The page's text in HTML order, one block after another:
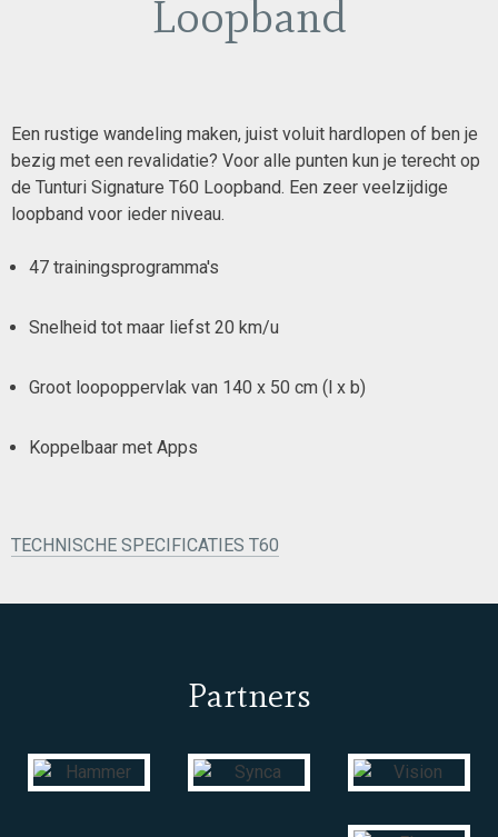
Loopband
Een rustige wandeling maken, juist voluit hardlopen of ben je
bezig met een revalidatie? Voor alle punten kun je terecht op
de Tunturi Signature T60 Loopband. Een zeer veelzijdige
loopband voor ieder niveau.
47 trainingsprogramma's
Snelheid tot maar liefst 20 km/u
Groot loopoppervlak van 140 x 50 cm (l x b)
Koppelbaar met Apps
TECHNISCHE SPECIFICATIES T60
Partners